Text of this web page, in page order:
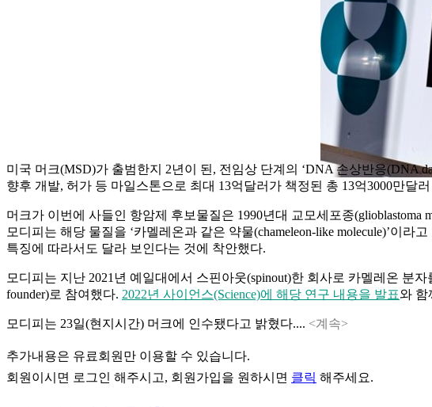
미국 머크(MSD)가 출범한지 2년이 된, 전임상 단계의 ‘DNA 손상반응(DNA
향후 개발, 허가 등 마일스톤으로 최대 13억달러가 책정된 총 13억3000만달
머크가 이번에 사들인 항암제 후보물질은 1990년대 교모세포종(glioblastoma
모디피는 해당 물질을 ‘카멜레온과 같은 약물(chameleon-like molecule)’이
특징에 따라서도 달라 보인다는 것에 착안했다.
모디피는 지난 2021년 예일대에서 스핀아웃(spinout)한 회사로 카멜레온 분
founder)로 참여했다. 2022년 사이언스(Science)에 해당 연구 내용을 발표와 함
모디피는 23일(현지시간) 머크에 인수됐다고 밝혔다.... <계속>
추가내용은 유료회원만 이용할 수 있습니다.
회원이시면 로그인 해주시고, 회원가입을 원하시면 클릭 해주세요.